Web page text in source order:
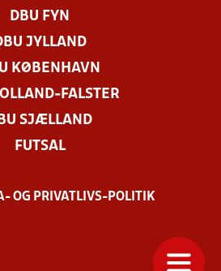
DBU FYN
JYLLAND
KØBENHAVN
FALSTER
SJÆLLAND
FUTSAL
OG PRIVATLIVS-POLITIK